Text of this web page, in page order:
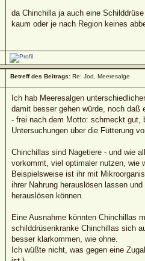
da Chinchilla ja auch eine
kaum oder je nach Region keines
Betreff des Beitrags:Re: Jod, Meeresalge
Ich hab Meeresalgen
damit besser gehen würde, noch
- frei nach dem Motto: schmeckt gut,
Untersuchungen über die Fütterung
Chinchillas sind Nagetiere - und wie
vorkommt, viel optimaler nutzen, wie
Beispielsweise ist ihr mit
ihrer Nahrung herauslösen lassen
herauslösen können.
Eine Ausnahme könnten Chinchillas
schilddrüsenkranke Chinchillas sich
besser klarkommen, wie ohne.
Ich wüßte nicht, was gegen eine